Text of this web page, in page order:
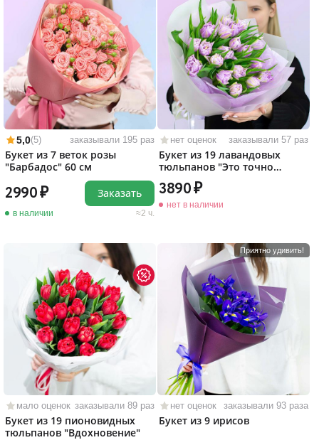
5,0(5) заказывали 195 раз
Букет из 7 веток розы
"Барбадос" 60 см
2990
в наличии 2 ч.
Заказать
нет оценок заказывали 57 раз
Букет из 19 лавандовых
тюльпанов "Это точно
любовь!"
3890
нет в наличии
мало оценок заказывали 89 раз
Букет из 19 пионовидных
тюльпанов "Вдохновение"
Приятно удивить!
нет оценок заказывали 93 раза
Букет из 9 ирисов